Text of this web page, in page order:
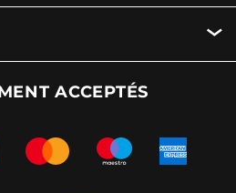
ACCEPTÉS